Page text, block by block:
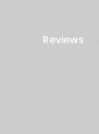
Reviews